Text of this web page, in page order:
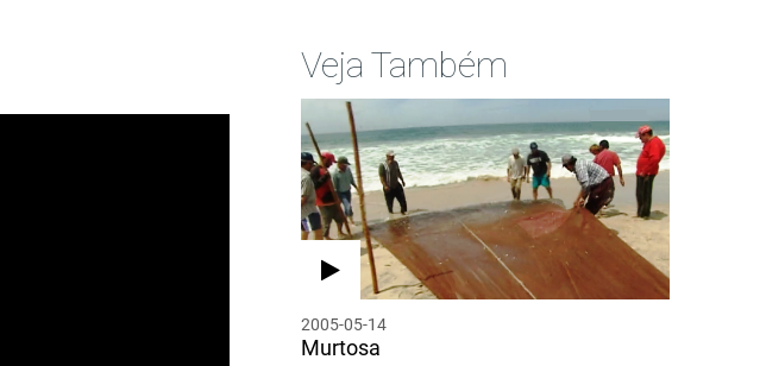
Veja Também
2005-05-14
Murtosa